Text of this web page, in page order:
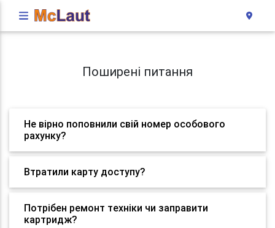
Поширені питання
Не вірно поповнили свій номер особового
рахунку?
Втратили карту доступу?
Потрібен ремонт техніки чи заправити
картридж?